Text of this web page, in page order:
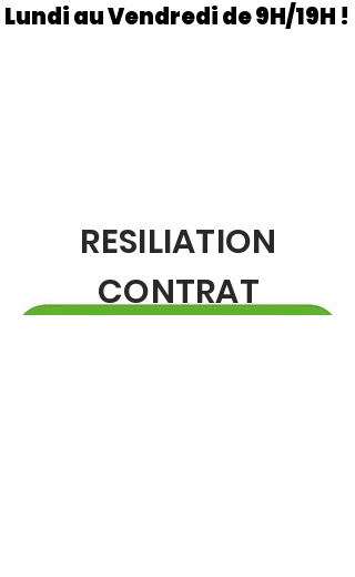
Lundi au Vendredi de 9H/19H !
RESILIATION
CONTRAT